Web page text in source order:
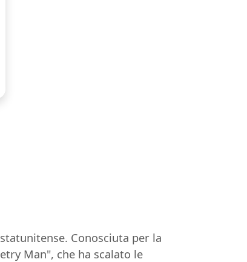
Conosciuta per la
Man", che ha scalato le